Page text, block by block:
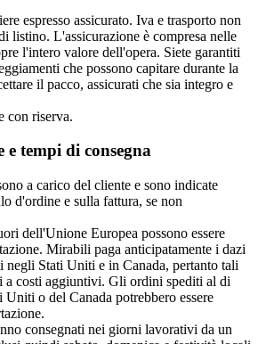
espresso assicurato. Iva e trasporto non
listino. L'assicurazione è compresa nelle
l'intero valore dell'opera. Siete garantiti
che possono capitare durante la
il pacco, assicurati che sia integro e
con riserva.
e tempi di consegna
a carico del cliente e sono indicate
d'ordine e sulla fattura, se non
dell'Unione Europea possono essere
Mirabili paga anticipatamente i dazi
Stati Uniti e in Canada, pertanto tali
a costi aggiuntivi. Gli ordini spediti al di
o del Canada potrebbero essere
consegnati nei giorni lavorativi da un